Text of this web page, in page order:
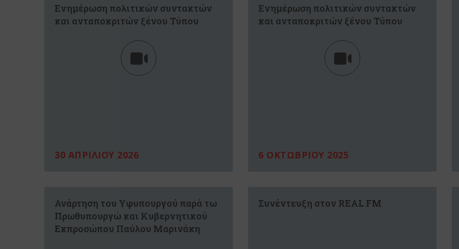
Ενημέρωση πολιτικών συντακτών
και ανταποκριτών ξένου Τύπου
30 ΑΠΡΙΛΙΟΥ 2026
Ενημέρωση πολιτικών συντακτών
και ανταποκριτών ξένου Τύπου
6 ΟΚΤΩΒΡΙΟΥ 2025
Ανάρτηση του Υφυπουργού παρά τω
Πρωθυπουργώ και Κυβερνητικού
Εκπροσώπου Παύλου Μαρινάκη
Συνέντευξη στον REAL FM